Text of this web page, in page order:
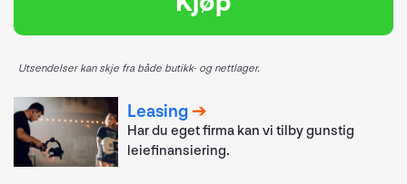
Utsendelser kan skje fra både butikk- og nettlager.
Leasing
Har du eget firma kan vi tilby gunstig
leiefinansiering.